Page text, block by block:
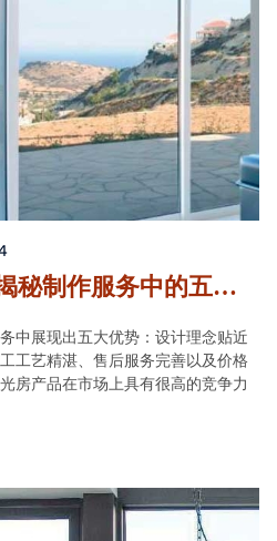
秘制作服务中的五大
中展现出五大优势：设计理念贴近
工艺精湛、售后服务完善以及价格
房产品在市场上具有很高的竞争力